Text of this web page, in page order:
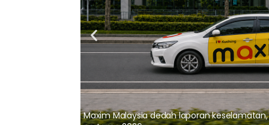
Maxim Malaysia dedah laporan